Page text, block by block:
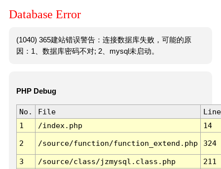
Database Error
(1040) 365建站错误警告：连接数据库失败，可能的原
因：1、数据库密码不对; 2、mysql未启动。
PHP Debug
No. File
Line
1
/index.php 14
2 /source/function/function_extend.php 324
3 /source/class/jzmysql.class.php
211